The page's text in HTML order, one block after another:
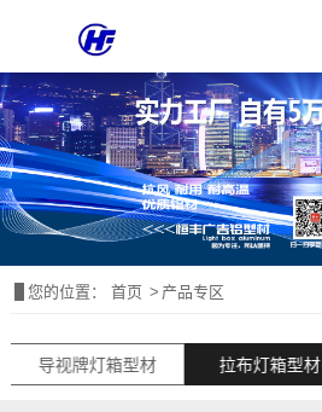
您的位置： 首页 产品专区
导视牌灯箱型材 拉布灯箱型材